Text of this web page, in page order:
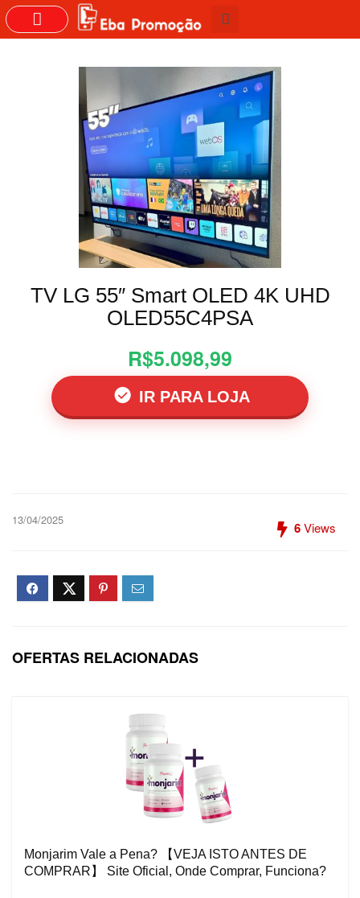
TV LG 55″ Smart OLED 4K UHD
OLED55C4PSA
R$5.098,99
IR PARA LOJA
13/04/2025 6Views
OFERTAS RELACIONADAS
Monjarim Vale a Pena? 【VEJA ISTO ANTES DE
COMPRAR】 Site Oficial, Onde Comprar, Funciona?